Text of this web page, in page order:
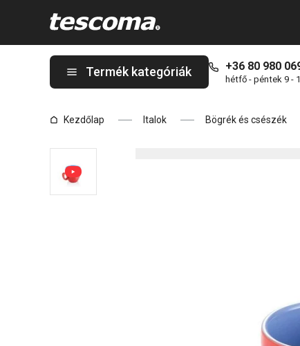
Termék kategóriák +36 80 980
hétfő - péntek 9 -
Kezdőlap Italok Bögrék és csészék